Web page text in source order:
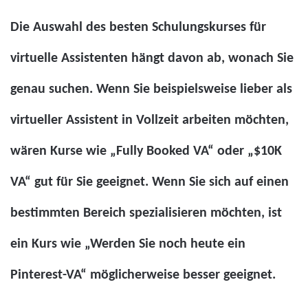
Die Auswahl des besten Schulungskurses für
virtuelle Assistenten hängt davon ab, wonach Sie
genau suchen. Wenn Sie beispielsweise lieber als
virtueller Assistent in Vollzeit arbeiten möchten,
wären Kurse wie „Fully Booked VA“ oder „$10K
VA“ gut für Sie geeignet. Wenn Sie sich auf einen
bestimmten Bereich spezialisieren möchten, ist
ein Kurs wie „Werden Sie noch heute ein
Pinterest-VA“ möglicherweise besser geeignet.